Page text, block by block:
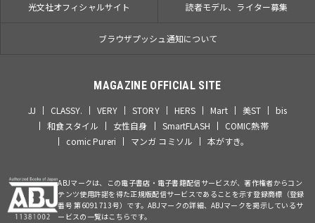
光文社オフィシャルサイト 読者モデル、ライター募集
ブラウザプッシュ通知について
MAGAZINE OFFICIAL SITE
JJ CLASSY. VERY STORY HERS Mart 美ST
bis
和食スタイル
女性自身 SmartFLASH
COMIC熱帯
comic Pureri
マンガ コミソル 本がすき。
ABJマークは、この電子書店・電子書籍配信サービスが、著作権者からコン
テンツ使用許諾を得た正規版配信サービスであることを示す登録商標（登録
番号 第6091713号）です。ABJマークの詳細、ABJマークを掲示しているサ
ービスの一覧はこちらです。